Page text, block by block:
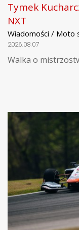
Tymek
NXT
Wiadomości / Moto
2026.08.07
Walka o